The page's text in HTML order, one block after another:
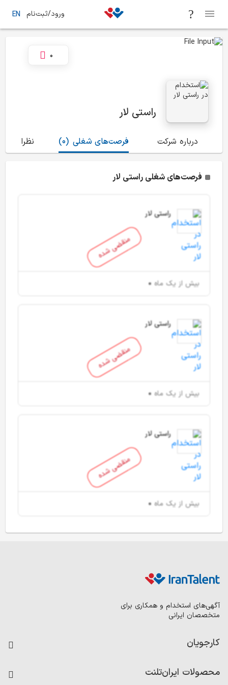
ورود/ثبت‌نام EN
راستی لار
0
درباره شرکت (0) فرصت‌های شغلی نظرات
فرصت‌های شغلی راستی لار
منقضی شده
راستی لار
بیش از یک ماه
منقضی شده
راستی لار
بیش از یک ماه
منقضی شده
راستی لار
بیش از یک ماه
آگهی‌های استخدام و همکاری برای
متخصصان ایرانی
کارجویان
رزومه ساز
محصولات ایران‌تلنت